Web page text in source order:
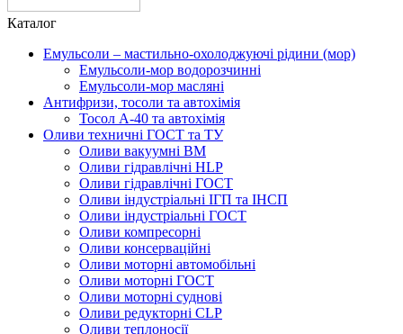
Каталог
Емульсоли – мастильно-охолоджуючі рідини (мор)
Емульсоли-мор водорозчинні
Емульсоли-мор масляні
Антифризи, тосоли та автохімія
Тосол А-40 та автохімія
Оливи техничні ГОСТ та ТУ
Оливи вакуумні ВМ
Оливи гідравлічні HLP
Оливи гідравлічні ГОСТ
Оливи індустріальні ІГП та ІНСП
Оливи індустріальні ГОСТ
Оливи компресорні
Оливи консерваційні
Оливи моторні автомобільні
Оливи моторні ГОСТ
Оливи моторні суднові
Оливи редукторні CLP
Оливи теплоносії